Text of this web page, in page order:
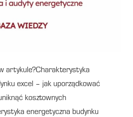
artykule?Charakterystyka
excel – jak uporządkować
kosztownych
energetyczna budynku